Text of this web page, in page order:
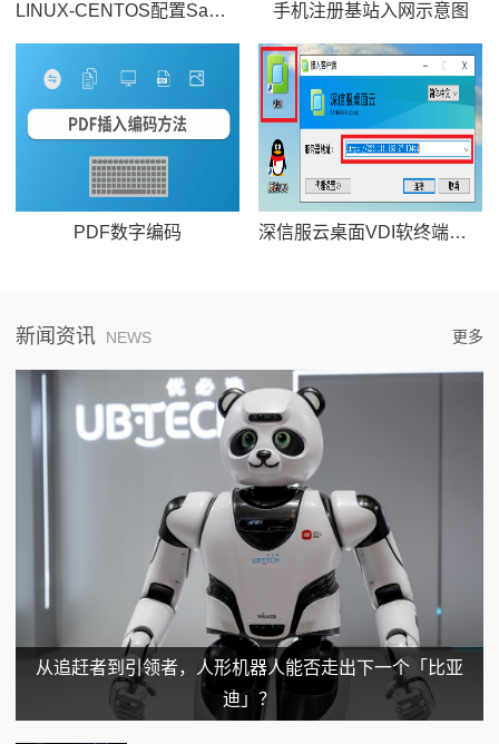
LINUX-CENTOS配置Samba共享文件 手机注册基站入网示意图
PDF数字编码 深信服云桌面VDI软终端使用说明
新闻资讯 NEWS 更多
从追赶者到引领者，人形机器人能否走出下一个「比亚
迪」？